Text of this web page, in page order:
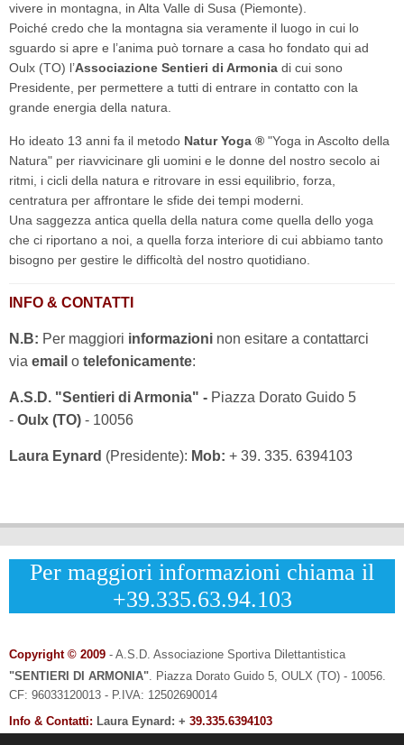
vivere in montagna, in Alta Valle di Susa (Piemonte).
Poiché credo che la montagna sia veramente il luogo in cui lo
sguardo si apre e l’anima può tornare a casa ho fondato qui ad
Oulx (TO) l’Associazione Sentieri di Armonia di cui sono
Presidente, per permettere a tutti di entrare in contatto con la
grande energia della natura.
Ho ideato 13 anni fa il metodo Natur Yoga ® "Yoga in Ascolto della
Natura" per riavvicinare gli uomini e le donne del nostro secolo ai
ritmi, i cicli della natura e ritrovare in essi equilibrio, forza,
centratura per affrontare le sfide dei tempi moderni.
Una saggezza antica quella della natura come quella dello yoga
che ci riportano a noi, a quella forza interiore di cui abbiamo tanto
bisogno per gestire le difficoltà del nostro quotidiano.
INFO & CONTATTI
N.B: Per maggiori informazioni non esitare a contattarci
via email o telefonicamente:
A.S.D. "Sentieri di Armonia" - Piazza Dorato Guido 5
- Oulx (TO) - 10056
Laura Eynard (Presidente): Mob: + 39. 335. 6394103
Per maggiori informazioni chiama il
+39.335.63.94.103
Copyright © 2009 - A.S.D. Associazione Sportiva Dilettantistica
"SENTIERI DI ARMONIA". Piazza Dorato Guido 5, OULX (TO) - 10056.
CF: 96033120013 - P.IVA: 12502690014
Info & Contatti: Laura Eynard: + 39.335.6394103